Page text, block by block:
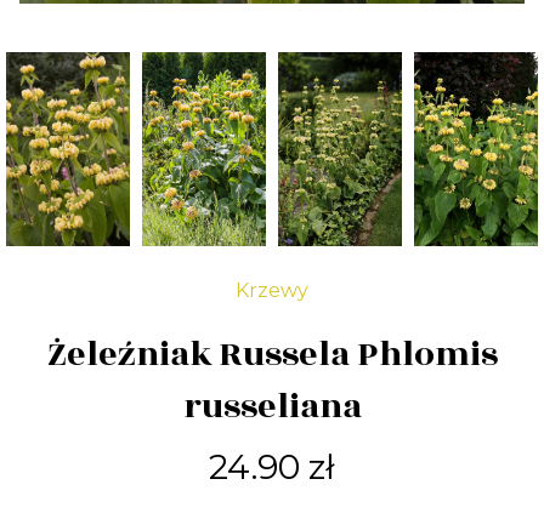
Krzewy
Żeleźniak Russela Phlomis
russeliana
24.90 zł